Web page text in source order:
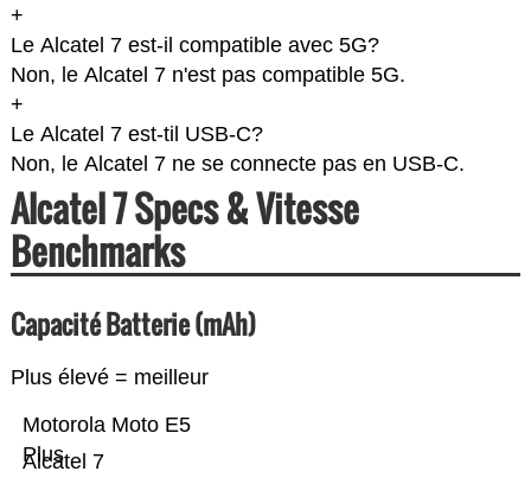
+
Le Alcatel 7 est-il compatible avec 5G?
Non, le Alcatel 7 n'est pas compatible 5G.
+
Le Alcatel 7 est-til USB-C?
Non, le Alcatel 7 ne se connecte pas en USB-C.
Alcatel 7 Specs & Vitesse
Benchmarks
Capacité Batterie (mAh)
Plus élevé = meilleur
Alcatel 7
Motorola Moto E5
Plus